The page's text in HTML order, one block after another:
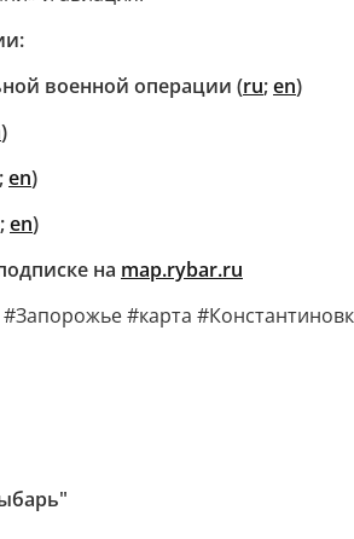
военной операции (ru;en)
)
;en)
;en)
на map.rybar.ru
#карта